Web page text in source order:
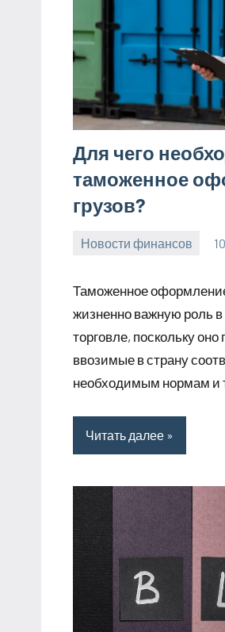
Для чего
таможенное
грузов?
Новости финансов
Таможенное
жизненно важную роль
торговле, поскольку оно
ввозимые в страну
необходимым нормам и
Читать далее